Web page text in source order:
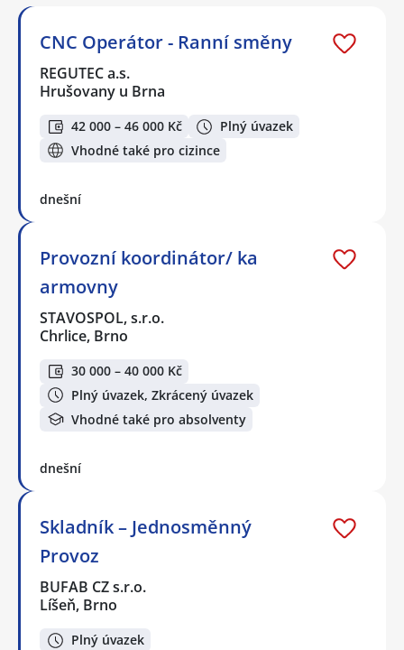
CNC Operátor - Ranní směny
REGUTEC a.s.
Hrušovany u Brna
42 000 – 46 000 Kč
Plný úvazek
Vhodné také pro cizince
dnešní
Provozní koordinátor/ ka
armovny
STAVOSPOL, s.r.o.
Chrlice, Brno
30 000 – 40 000 Kč
Plný úvazek, Zkrácený úvazek
Vhodné také pro absolventy
dnešní
Skladník – Jednosměnný
Provoz
BUFAB CZ s.r.o.
Líšeň, Brno
Plný úvazek